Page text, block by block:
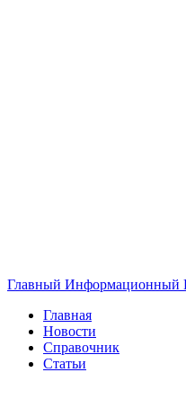
Главный Информационный
Главная
Новости
Справочник
Статьи